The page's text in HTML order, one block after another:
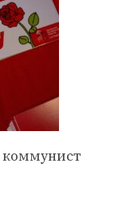
коммунист